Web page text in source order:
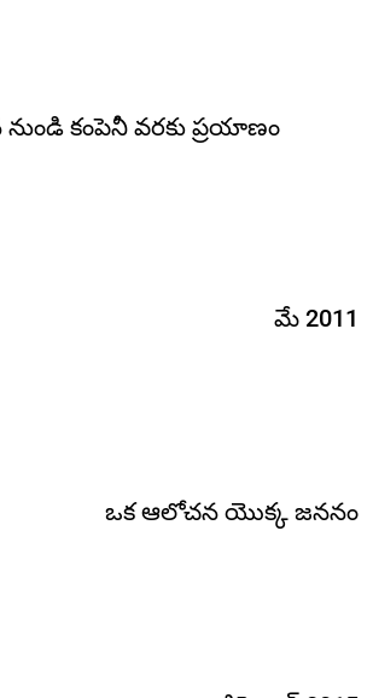
కంపెనీ వరకు ప్రయాణం
మే 2011
ఒక ఆలోచన యొక్క జననం